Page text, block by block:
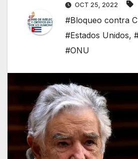
OCT 25, 2022
#Bloqueo contra
#Estados Unidos,
#ONU